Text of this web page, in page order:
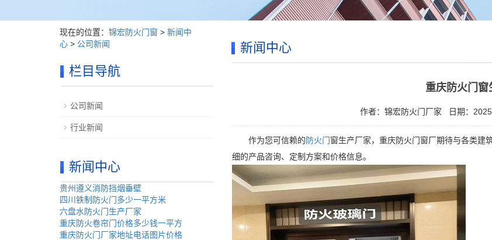
新闻中心
重庆防火门窗
作者：锦宏防火门厂家 日期：
作为您可信赖的防火门窗生产厂家，重庆防火门窗厂期待与各类建
细的产品咨询、定制方案和价格信息。
现在的位置： 锦宏防火门窗 > 新闻中
心 > 公司新闻
栏目导航
公司新闻
行业新闻
新闻中心
贵州遵义消防挡烟垂壁
四川铁制防火门多少一平方米
六盘水防火门生产厂家
重庆防火卷帘门价格多少钱一平方
重庆防火门厂家地址电话图片价格